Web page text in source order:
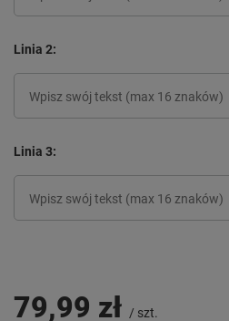
Linia 2
Linia 3
79,99 zł / szt.